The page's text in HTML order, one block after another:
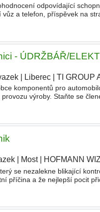
odpovídající
vůz a telefon, příspěvek na
- ÚDRŽBÁŘ/
| Liberec| TI GROUP
komponentů pro
výroby. Staňte se
Most| HOFMANN
se nezalekne blikající
příčina a že nejlepší pocit